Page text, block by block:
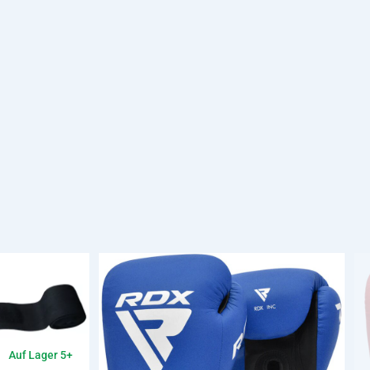
Auf Lager 5+